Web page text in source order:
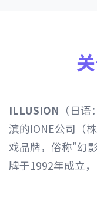
ILLUSION （日
滨的IONE公司（
戏品牌，俗称"幻
牌于1992年成立